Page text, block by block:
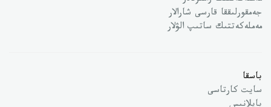
جەمقورلىققا قارسى شارالار
مەملەكەتتىك ساتىپ الۋلار
باسقا
سايت كارتاسى